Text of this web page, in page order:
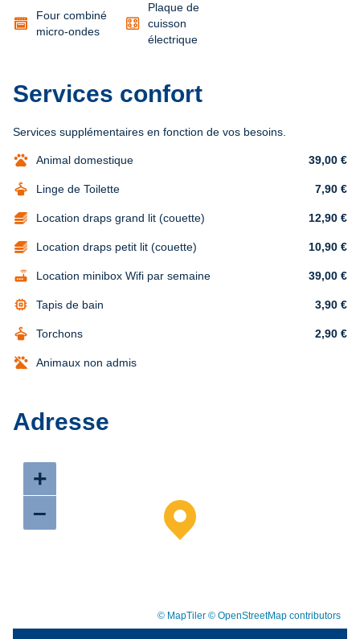
Four combiné
micro-ondes
Plaque de
cuisson
électrique
Services confort
Services supplémentaires en fonction de vos besoins.
pets Animal domestique 39,00 €
dry_cleaning Linge de Toilette 7,90 €
Location draps grand lit (couette) 12,90 €
Location draps petit lit (couette) 10,90 €
router Location minibox Wifi par semaine 39,00 €
memory Tapis de bain 3,90 €
dry_cleaning Torchons 2,90 €
Animaux non admis
Adresse
+
–
© MapTiler © OpenStreetMap contributors